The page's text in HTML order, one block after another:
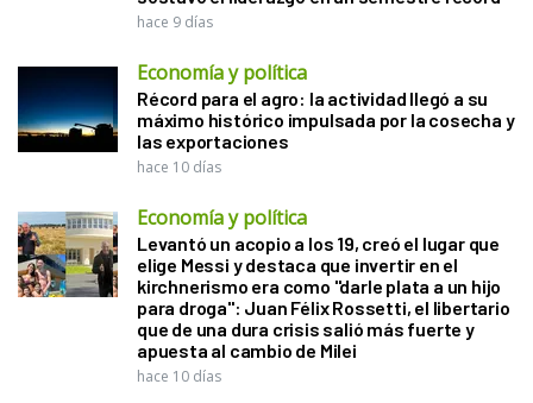
hace 9 días
Economía y política
Récord para el agro: la actividad llegó a su
máximo histórico impulsada por la cosecha y
las exportaciones
hace 10 días
Economía y política
Levantó un acopio a los 19, creó el lugar que
elige Messi y destaca que invertir en el
kirchnerismo era como "darle plata a un hijo
para droga": Juan Félix Rossetti, el libertario
que de una dura crisis salió más fuerte y
apuesta al cambio de Milei
hace 10 días